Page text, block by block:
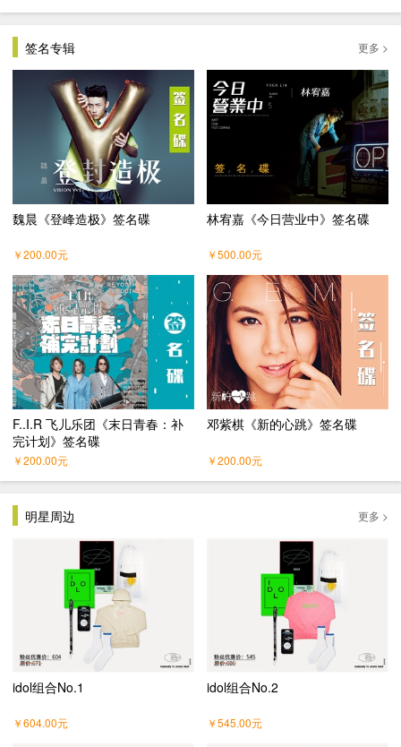
签名专辑 更多 >
魏晨《登峰造极》签名碟
￥200.00元
林宥嘉《今日营业中》签名碟
￥500.00元
F..I.R 飞儿乐团《末日青春：补
完计划》签名碟
￥200.00元
邓紫棋《新的心跳》签名碟
￥200.00元
明星周边 更多 >
idol组合No.1
￥604.00元
idol组合No.2
￥545.00元